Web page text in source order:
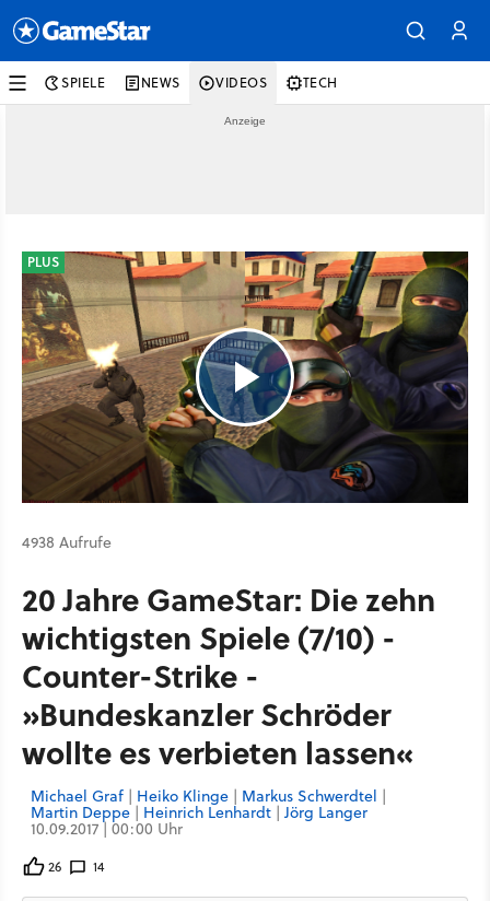
SPIELE NEWS VIDEOS TECH
PLUS
4938 Aufrufe
20 Jahre GameStar: Die zehn
wichtigsten Spiele (7/10) -
Counter-Strike -
»Bundeskanzler Schröder
wollte es verbieten lassen«
Michael Graf | Heiko Klinge | Markus Schwerdtel |
Martin Deppe| Heinrich Lenhardt | Jörg Langer
10.09.2017 | 00:00 Uhr
26 14